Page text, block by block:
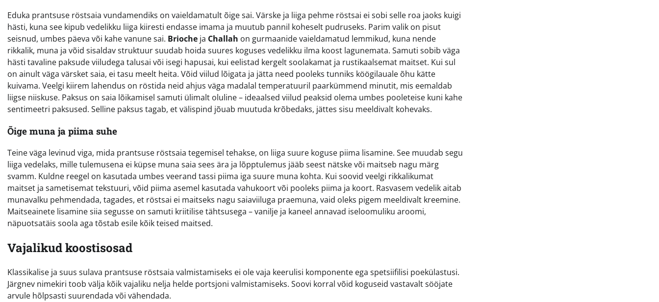
Eduka prantsuse röstsaia vundamendiks on vaieldamatult õige sai. Värske ja liiga pehme röstsai ei sobi selle roa jaoks kuigi
hästi, kuna see kipub vedelikku liiga kiiresti endasse imama ja muutub pannil koheselt pudruseks. Parim valik on pisut
seisnud, umbes päeva või kahe vanune sai. Brioche ja Challah on gurmaanide vaieldamatud lemmikud, kuna nende
rikkalik, muna ja võid sisaldav struktuur suudab hoida suures koguses vedelikku ilma koost lagunemata. Samuti sobib väga
hästi tavaline paksude viiludega talusai või isegi hapusai, kui eelistad kergelt soolakamat ja rustikaalsemat maitset. Kui sul
on ainult väga värsket saia, ei tasu meelt heita. Võid viilud lõigata ja jätta need pooleks tunniks köögilauale õhu kätte
kuivama. Veelgi kiirem lahendus on röstida neid ahjus väga madalal temperatuuril paarkümmend minutit, mis eemaldab
liigse niiskuse. Paksus on saia lõikamisel samuti ülimalt oluline – ideaalsed viilud peaksid olema umbes pooleteise kuni kahe
sentimeetri paksused. Selline paksus tagab, et välispind jõuab muutuda krõbedaks, jättes sisu meeldivalt kohevaks.
Õige muna ja piima suhe
Teine väga levinud viga, mida prantsuse röstsaia tegemisel tehakse, on liiga suure koguse piima lisamine. See muudab segu
liiga vedelaks, mille tulemusena ei küpse muna saia sees ära ja lõpptulemus jääb seest nätske või maitseb nagu märg
svamm. Kuldne reegel on kasutada umbes veerand tassi piima iga suure muna kohta. Kui soovid veelgi rikkalikumat
maitset ja sametisemat tekstuuri, võid piima asemel kasutada vahukoort või pooleks piima ja koort. Rasvasem vedelik aitab
munavalku pehmendada, tagades, et röstsai ei maitseks nagu saiaviiluga praemuna, vaid oleks pigem meeldivalt kreemine.
Maitseainete lisamine siia segusse on samuti kriitilise tähtsusega – vanilje ja kaneel annavad iseloomuliku aroomi,
näpuotsatäis soola aga tõstab esile kõik teised maitsed.
Vajalikud koostisosad
Klassikalise ja suus sulava prantsuse röstsaia valmistamiseks ei ole vaja keerulisi komponente ega spetsiifilisi poekülastusi.
Järgnev nimekiri toob välja kõik vajaliku nelja helde portsjoni valmistamiseks. Soovi korral võid koguseid vastavalt sööjate
arvule hõlpsasti suurendada või vähendada.